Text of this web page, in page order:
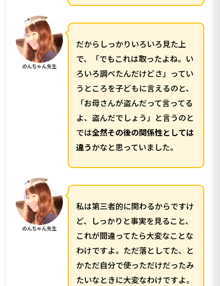
のんちゃん先生
だからしっかりいろいろ見た上
で、「でもこれは取ったよね。い
ろいろ調べたんだけどさ」ってい
うところを子どもに言えるのと、
「お母さんが盗んだって言ってる
よ、盗んだでしょう」と言うのと
では全然その後の関係性としては
違うかなと思っていました。
のんちゃん先生
私は第三者的に関わるからですけ
ど、しっかりと事実を見ること、
これが間違ってたら大変なことな
わけですよ。ただ落としてた、と
かただ自分で使っただけだったみ
たいなときに大変なわけですよ。